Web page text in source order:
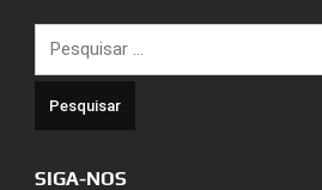
por:
SIGA-NOS